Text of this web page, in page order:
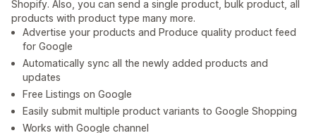
Shopify. Also, you can send a single product, bulk product, all
products with product type many more.
Advertise your products and Produce quality product feed
for Google
Automatically sync all the newly added products and
updates
Free Listings on Google
Easily submit multiple product variants to Google Shopping
Works with Google channel